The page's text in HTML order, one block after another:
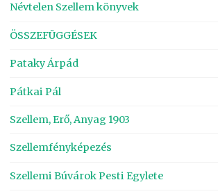
Névtelen Szellem könyvek
ÖSSZEFÜGGÉSEK
Pataky Árpád
Pátkai Pál
Szellem, Erő, Anyag 1903
Szellemfényképezés
Szellemi Búvárok Pesti Egylete